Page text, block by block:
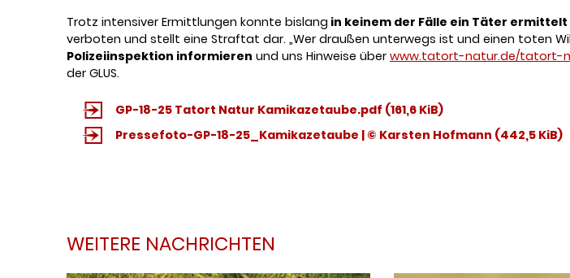
Trotz intensiver Ermittlungen konnte bislang in keinem der Fälle ein Täter ermittelt
verboten und stellt eine Straftat dar. „Wer draußen unterwegs ist und einen toten
Polizeiinspektion informieren und uns Hinweise über www.tatort-natur.de/tatort-
der GLUS.
GP-18-25 Tatort Natur Kamikazetaube.pdf (161,6 KiB)
Pressefoto-GP-18-25_Kamikazetaube | © Karsten Hofmann (442,5 KiB)
WEITERE NACHRICHTEN